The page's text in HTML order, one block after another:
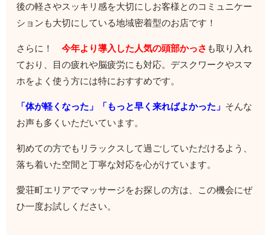
後の軽さやスッキリ感を大切にしお客様とのコミュニケー
ションも大切にしている地域密着型のお店です！
さらに！今年より導入した人気の頭部かっさ も取り入れ
ており、目の疲れや脳疲労にも対応。デスクワークやスマ
ホをよく使う方には特におすすめです。
「体が軽くなった」「もっと早く来ればよかった」 そんな
お声も多くいただいています。
初めての方でもリラックスして過ごしていただけるよう、
落ち着いた空間と丁寧な対応を心がけています。
愛荘町エリアでマッサージをお探しの方は、この機会にぜ
ひ一度お試しください。